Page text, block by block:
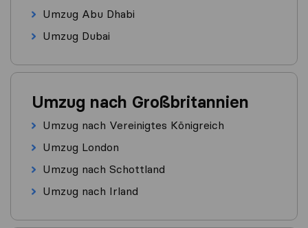
Umzug Abu Dhabi
Umzug Dubai
Umzug nach Großbritannien
Umzug nach Vereinigtes Königreich
Umzug London
Umzug nach Schottland
Umzug nach Irland